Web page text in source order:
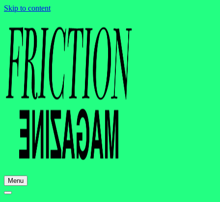
Skip to content
Menu